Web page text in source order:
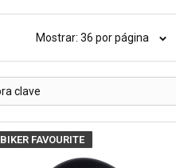
Mostrar: 36 por página
BIKER FAVOURITE